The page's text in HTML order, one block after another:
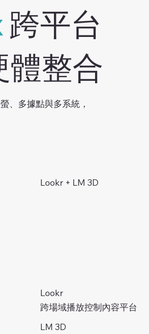
跨平台
體整合
、多據點與多系統，
Lookr + LM 3D
Lookr
跨場域播放控制內容平台
LM 3D